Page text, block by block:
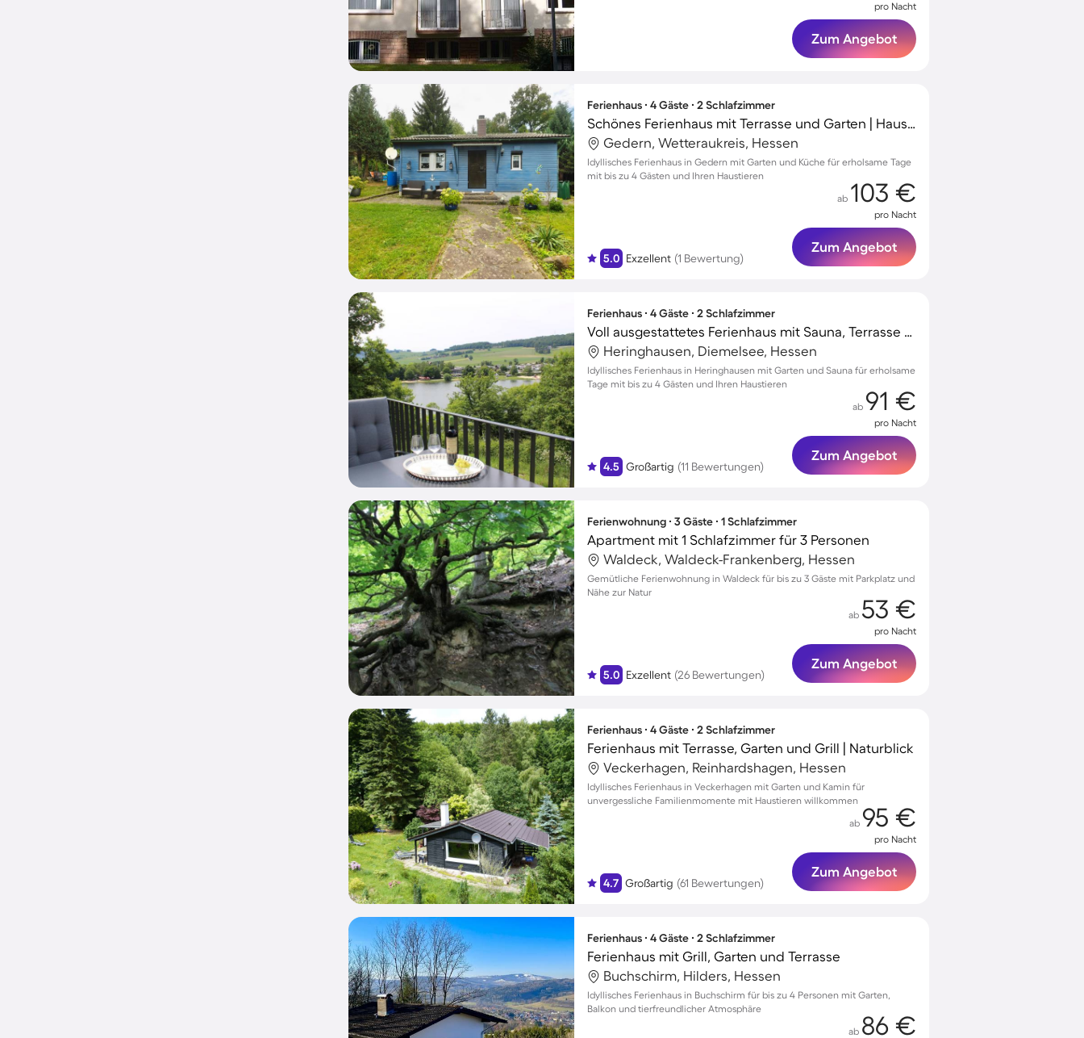
pro Nacht
Zum Angebot
Ferienhaus ∙ 4 Gäste ∙ 2 Schlafzimmer
Schönes Ferienhaus mit Terrasse und Garten | Haustiere sind willkommen
Gedern, Wetteraukreis, Hessen
Idyllisches Ferienhaus in Gedern mit Garten und Küche für erholsame Tage
mit bis zu 4 Gästen und Ihren Haustieren
5.0 Exzellent (1 Bewertung)
ab 103 €
pro Nacht
Zum Angebot
Ferienhaus ∙ 4 Gäste ∙ 2 Schlafzimmer
Voll ausgestattetes Ferienhaus mit Sauna, Terrasse und Grill | Haustierfreundlich
Heringhausen, Diemelsee, Hessen
Idyllisches Ferienhaus in Heringhausen mit Garten und Sauna für erholsame
Tage mit bis zu 4 Gästen und Ihren Haustieren
4.5 Großartig (11 Bewertungen)
ab 91 €
pro Nacht
Zum Angebot
Ferienwohnung ∙ 3 Gäste ∙ 1 Schlafzimmer
Apartment mit 1 Schlafzimmer für 3 Personen
Waldeck, Waldeck-Frankenberg, Hessen
Gemütliche Ferienwohnung in Waldeck für bis zu 3 Gäste mit Parkplatz und
Nähe zur Natur
5.0 Exzellent (26 Bewertungen)
ab 53 €
pro Nacht
Zum Angebot
Ferienhaus ∙ 4 Gäste ∙ 2 Schlafzimmer
Ferienhaus mit Terrasse, Garten und Grill | Naturblick
Veckerhagen, Reinhardshagen, Hessen
Idyllisches Ferienhaus in Veckerhagen mit Garten und Kamin für
unvergessliche Familienmomente mit Haustieren willkommen
4.7 Großartig (61 Bewertungen)
ab 95 €
pro Nacht
Zum Angebot
Ferienhaus ∙ 4 Gäste ∙ 2 Schlafzimmer
Ferienhaus mit Grill, Garten und Terrasse
Buchschirm, Hilders, Hessen
Idyllisches Ferienhaus in Buchschirm für bis zu 4 Personen mit Garten,
Balkon und tierfreundlicher Atmosphäre
ab 86 €